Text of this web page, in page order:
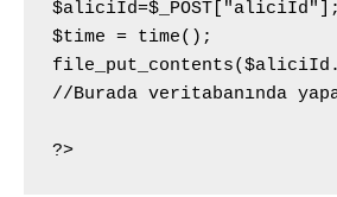
$aliciId=$_POST["aliciId"];
$time = time();
//Burada veritabanında
?>